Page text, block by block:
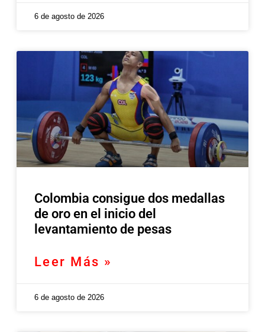
6 de agosto de 2026
Colombia consigue dos medallas
de oro en el inicio del
levantamiento de pesas
Leer Más »
6 de agosto de 2026